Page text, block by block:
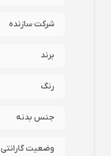
شرکت سازنده
برند
رنگ
جنس بدنه
وضعیت گارانتی